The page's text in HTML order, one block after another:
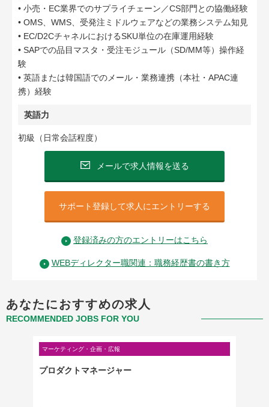
• 小売・EC業界でのサプライチェーン／CS部門との協働経験
• OMS、WMS、受発注ミドルウェアなどの業務システム知見
• EC/D2CチャネルにおけるSKU単位の在庫運用経験
• SAPでの品目マスタ・受注モジュール（SD/MM等）操作経
験
• 英語または韓国語でのメール・業務連携（本社・APAC連
携）経験
英語力
初級（日常会話程度）
メールで求人情報を送る
サポート登録して求人にエントリーする
登録済みの方のエントリーはこちら
WEBディレクター職関連：職務経歴書の書き方
あなたにおすすめの求人
RECOMMENDED JOBS FOR YOU
マーケティング・企画・広報
プロダクトマネージャー